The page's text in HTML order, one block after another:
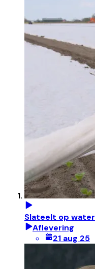
Slateelt op water
Aflevering
21 aug 25